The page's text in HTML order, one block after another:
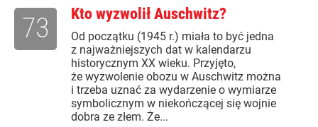
Kto wyzwolił Auschwitz?
Od początku (1945 r.) miała to być jedna
z najważniejszych dat w kalendarzu
historycznym XX wieku. Przyjęto,
że wyzwolenie obozu w Auschwitz można
i trzeba uznać za wydarzenie o wymiarze
symbolicznym w niekończącej się wojnie
dobra ze złem. Że...
73